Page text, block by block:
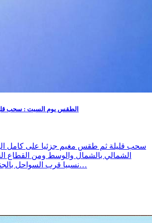
الطقس يوم السبت : سحب
سحب قليلة ثم طقس مغيم جزئيا على كامل
الشمالي بالشمال والوسط ومن القطاع
نسبيا قرب السواحل بالجنوب مع دواوير رملية…